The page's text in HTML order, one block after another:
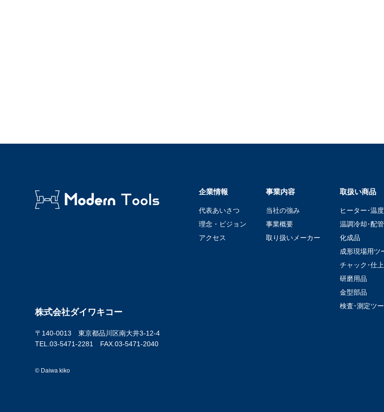
株式会社ダイワキコー
〒140-0013 東京都品川区南大井3-12-4
TEL.03-5471-2281 FAX.03-5471-2040
© Daiwa kiko
企業情報
代表あいさつ
理念・ビジョン
アクセス
事業内容
当社の強み
事業概要
取り扱いメーカー
取扱い商品
ヒーター･温
温調冷却･配管
化成品
成形現場用ツ
チャック･仕
研磨用品
金型部品
検査･測定ツ